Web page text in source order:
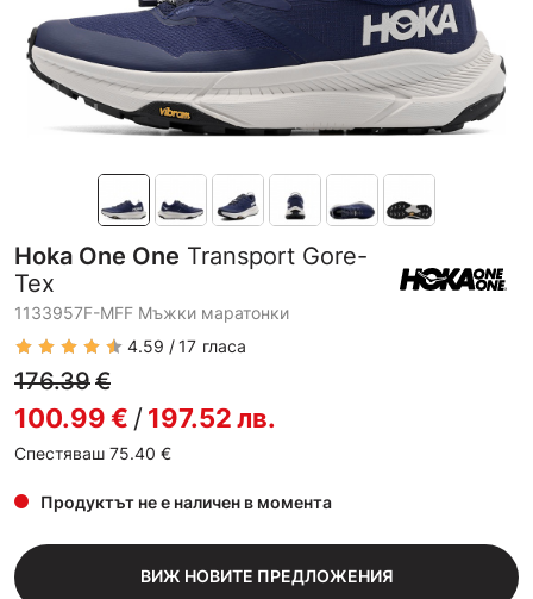
Hoka One One Transport Gore-
Tex
1133957F-MFF Мъжки маратонки
4.59
17 гласа
176.39€
100.99€ /197.52лв.
Спестяваш 75.40 €
Продуктът не е наличен в момента
ВИЖ НОВИТЕ ПРЕДЛОЖЕНИЯ